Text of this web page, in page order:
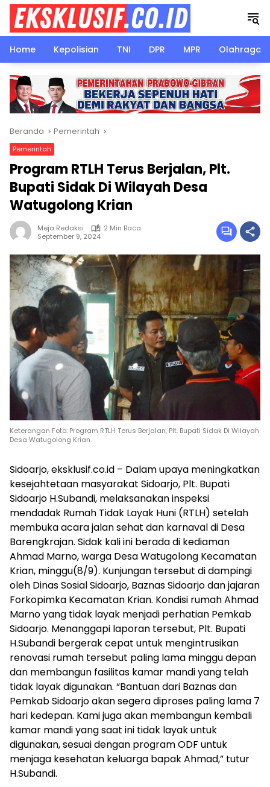
Langsung
konten
Home
Kepolisian TNI DPR MPR Olahraga
Beranda Pemerintah
Pemerintah
Program RTLH Terus Berjalan, Plt.
Bupati Sidak Di Wilayah Desa
Watugolong Krian
Meja Redaksi
2 Min Baca
September 9, 2024
Keterangan Foto: Program RTLH Terus Berjalan, Plt. Bupati Sidak Di Wilayah
Desa Watugolong Krian.
Sidoarjo, eksklusif.co.id – Dalam upaya meningkatkan
kesejahtetaan masyarakat Sidoarjo, Plt. Bupati
Sidoarjo H.Subandi, melaksanakan inspeksi
mendadak Rumah Tidak Layak Huni (RTLH) setelah
membuka acara jalan sehat dan karnaval di Desa
Barengkrajan. Sidak kali ini berada di kediaman
Ahmad Marno, warga Desa Watugolong Kecamatan
Krian, minggu(8/9). Kunjungan tersebut di dampingi
oleh Dinas Sosial Sidoarjo, Baznas Sidoarjo dan jajaran
Forkopimka Kecamatan Krian. Kondisi rumah Ahmad
Marno yang tidak layak menjadi perhatian Pemkab
Sidoarjo. Menanggapi laporan tersebut, Plt. Bupati
H.Subandi bergerak cepat untuk mengintrusikan
renovasi rumah tersebut paling lama minggu depan
dan membangun fasilitas kamar mandi yang telah
tidak layak digunakan. “Bantuan dari Baznas dan
Pemkab Sidoarjo akan segera diproses paling lama 7
hari kedepan. Kami juga akan membangun kembali
kamar mandi yang saat ini tidak layak untuk
digunakan, sesuai dengan program ODF untuk
menjaga kesehatan keluarga bapak Ahmad,” tutur
H.Subandi.